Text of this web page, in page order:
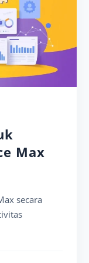
Max
secara